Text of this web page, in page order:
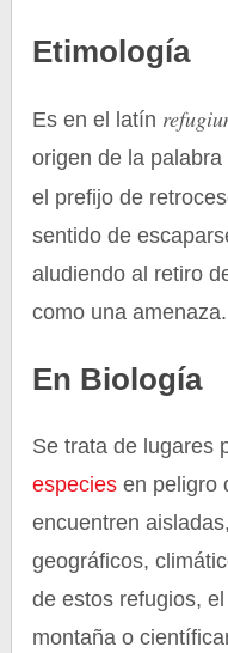
Etimología
Es en el latín
origen de la
el prefijo de
sentido de
aludiendo al retiro
como una amenaza.
En Biología
Se trata de lugares
especies en peligro
encuentren
geográficos,
de estos refugios,
montaña o